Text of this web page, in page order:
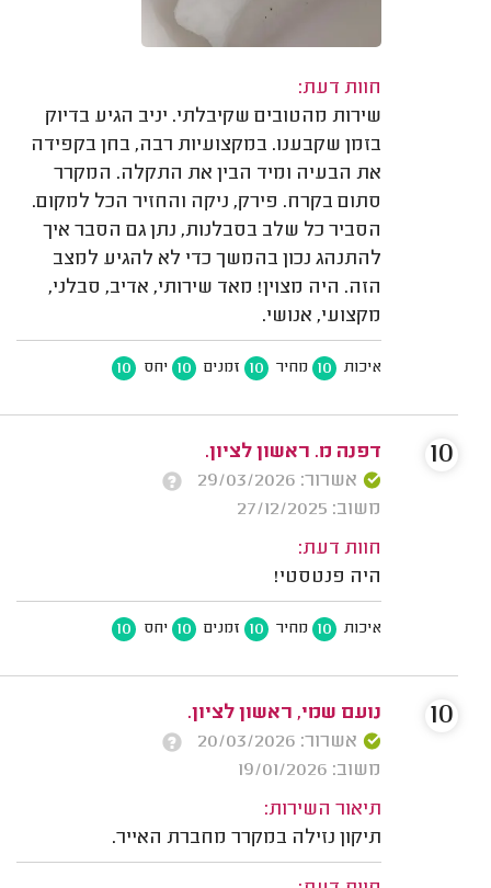
חוות דעת:
שירות מהטובים שקיבלתי. יניב הגיע בדיוק
בזמן שקבענו. במקצועיות רבה, בחן בקפידה
את הבעיה ומיד הבין את התקלה. המקרר
סתום בקרח. פירק, ניקה והחזיר הכל למקום.
הסביר כל שלב בסבלנות, נתן גם הסבר איך
להתנהג נכון בהמשך כדי לא להגיע למצב
הזה. היה מצוין! מאד שירותי, אדיב, סבלני,
מקצועי, אנושי.
איכות 10 מחיר 10 זמנים 10 יחס 10
דפנה מ. ראשון לציון.
אשרור: 29/03/2026
משוב: 27/12/2025
חוות דעת:
היה פנטסטי!
איכות 10 מחיר 10 זמנים 10 יחס 10
10
נועם שמי, ראשון לציון.
אשרור: 20/03/2026
משוב: 19/01/2026
תיאור השירות:
תיקון נזילה במקרר מחברת האייר.
10